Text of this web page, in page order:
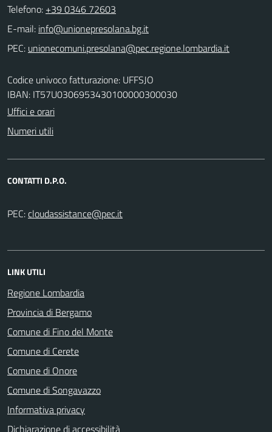
Telefono: +39 0346 72603
E-mail:
PEC:
Codice univoco fatturazione: UFFSJO
IBAN: IT57U0306953430100000300030
Uffici e orari
Numeri utili
CONTATTI D.P.O.
PEC:
LINK UTILI
Regione Lombardia
Provincia di Bergamo
Comune di Fino del Monte
Comune di Cerete
Comune di Onore
Comune di Songavazzo
Informativa privacy
Dichiarazione di accessibilità